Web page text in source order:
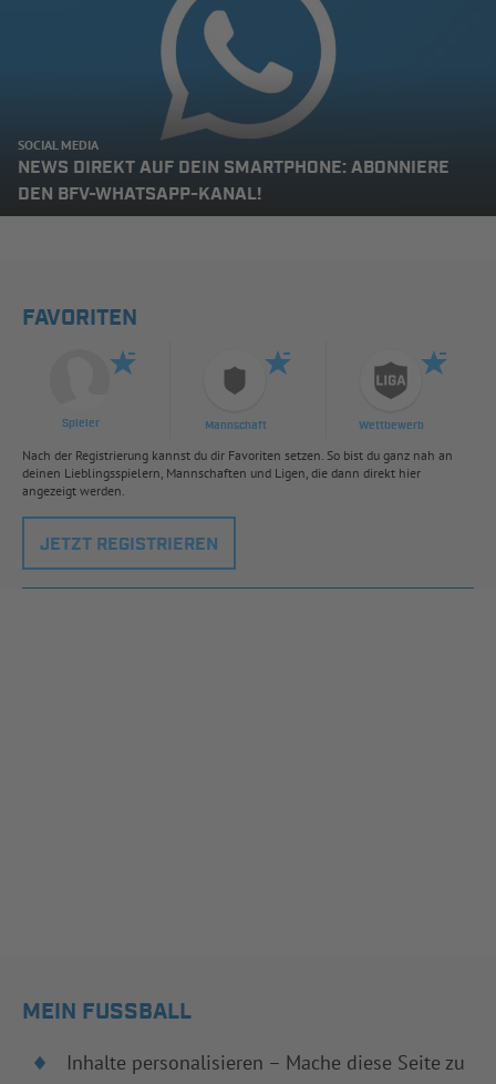
SOCIAL MEDIA
NEWS DIREKT AUF DEIN SMARTPHONE: ABONNIERE
DEN BFV-WHATSAPP-KANAL!
FAVORITEN
Spieler Mannschaft Wettbewerb
Nach der Registrierung kannst du dir Favoriten setzen. So bist du ganz nah an
deinen Lieblingsspielern, Mannschaften und Ligen, die dann direkt hier
angezeigt werden.
JETZT REGISTRIEREN
MEIN FUSSBALL
Inhalte personalisieren – Mache diese Seite zu